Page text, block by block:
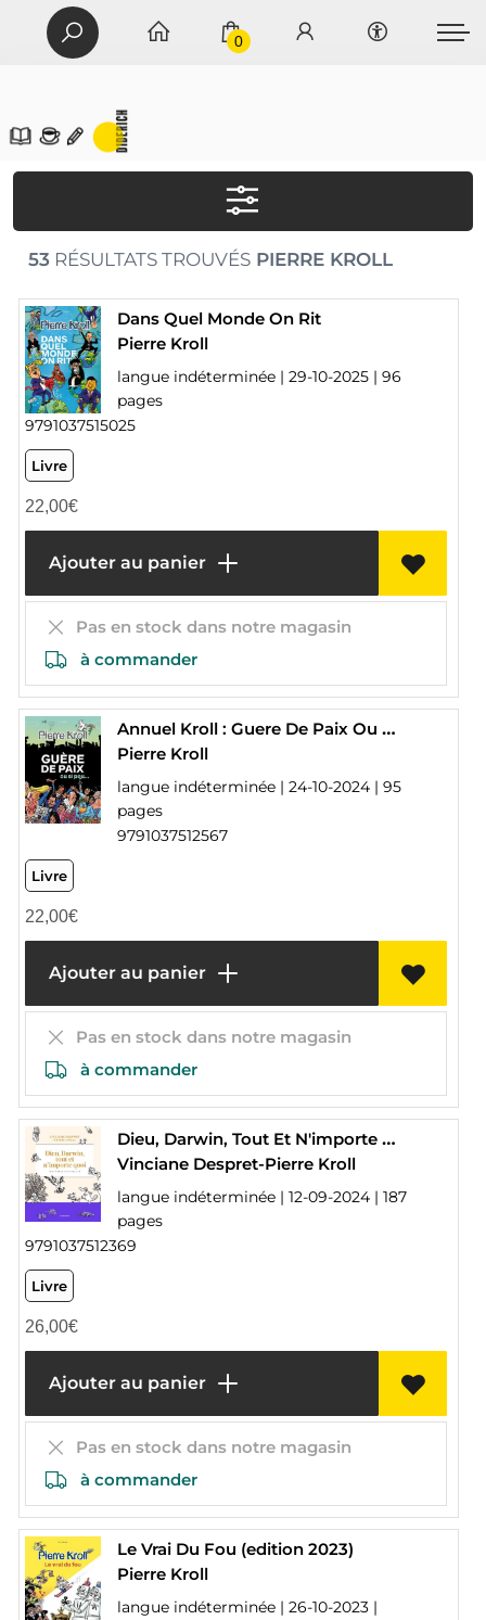
0
53RÉSULTATS TROUVÉSPIERRE KROLL
Dans Quel Monde On Rit
Pierre Kroll
langue indéterminée | 29-10-2025 | 96
pages
9791037515025
Livre
22,00€
Ajouter au panier
Pas en stock dans notre magasin
à commander
Annuel Kroll : Guere De Paix Ou Si Peu... (edition 2024)
Pierre Kroll
langue indéterminée | 24-10-2024 | 95
pages
9791037512567
Livre
22,00€
Ajouter au panier
Pas en stock dans notre magasin
à commander
Dieu, Darwin, Tout Et N'importe Quoi : Histoires Naturelles
Vinciane Despret-Pierre Kroll
langue indéterminée | 12-09-2024 | 187
pages
9791037512369
Livre
26,00€
Ajouter au panier
Pas en stock dans notre magasin
à commander
Le Vrai Du Fou (edition 2023)
Pierre Kroll
langue indéterminée | 26-10-2023 |